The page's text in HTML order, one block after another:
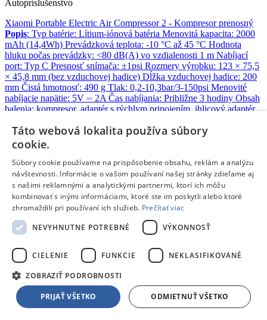
Autopríslušenstvo
Xiaomi Portable Electric Air Compressor 2 - Kompresor prenosný
Popis: Typ batérie: Lítium-iónová batéria Menovitá kapacita: 2000
mAh (14,4Wh) Prevádzková teplota: -10 °C až 45 °C Hodnota
hluku počas prevádzky: <80 dB(A) vo vzdialenosti 1 m Nabíjací
port: Typ C Presnosť snímača: ±1psi Rozmery výrobku: 123 × 75,5
× 45,8 mm (bez vzduchovej hadice) Dĺžka vzduchovej hadice: 200
mm Čistá hmotnosť: 490 g Tlak: 0,2-10,3bar/3-150psi Menovité
nabíjacie napätie: 5V ⎓ 2A Čas nabíjania: Približne 3 hodiny Obsah
balenia: kompresor, adaptér s rýchlym pripojením, ihlicový adaptér,
príručka
Doprava zdarma
Na objednávku
49,95 € s DPH
Pridať do košíka
Porovnať
234183
Autopríslušenstvo
Xiaomi Portable Electric Air Compressor 2 Pro
prenosný
Popis
: •Inflačný tlak: 0,2-10,3 bar/3-150 psi •Čistá hmotnosť: 905 g
•Menovitá kapacita: 2500mAh •Menovitá energia: 27 Wh •Čas
Táto webová lokalita používa súbory
cookie.
Súbory cookie používame na prispôsobenie obsahu, reklám a analýzu
návštevnosti. Informácie o vašom používaní našej stránky zdieľame aj
s našimi reklamnými a analytickými partnermi, ktorí ich môžu
kombinovať s inými informáciami, ktoré ste im poskytli alebo ktoré
zhromaždili pri používaní ich služieb. Prečítať viac
NEVYHNUTNE POTREBNÉ
VÝKONNOSŤ
CIELENIE FUNKCIE NEKLASIFIKOVANÉ
ZOBRAZIŤ PODROBNOSTI
PRIJAŤ VŠETKO ODMIETNUŤ VŠETKO